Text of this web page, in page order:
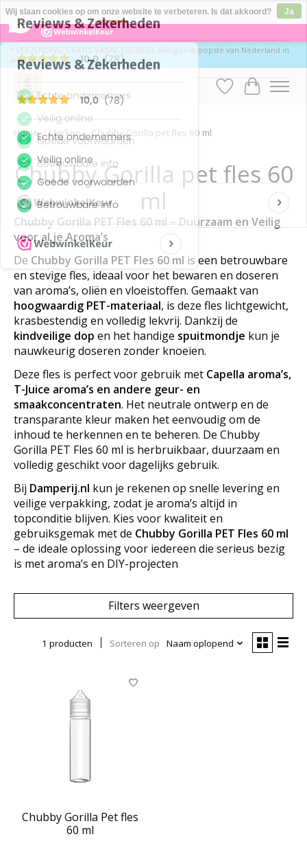
10
78 Reviews ×
* VERZENDING GRATIS VANAF €50,00 De allergoedkoopste van Nederland in
aroma's
Verlanglijst
Home / Merken / Chubby Gorilla pet fles 60 ml
Chubby Gorilla pet fles 60
ml
Chubby Gorilla PET Fles 60 ml – Duurzaam en Veilig
voor al je Aroma’s
De Chubby Gorilla PET Fles 60 ml is een betrouwbare
en stevige fles, ideaal voor het bewaren en doseren
van aroma’s, oliën en vloeistoffen. Gemaakt van
hoogwaardig PET-materiaal, is deze fles lichtgewicht,
krasbestendig en volledig lekvrij. Dankzij de
kindveilige dop en het handige spuitmondje kun je
nauwkeurig doseren zonder knoeien.
Deze fles is perfect voor gebruik met Capella aroma’s,
T-Juice aroma’s en andere geur- en
smaakconcentraten. Het neutrale ontwerp en de
transparante kleur maken het eenvoudig om de
inhoud te herkennen en te beheren. De Chubby
Gorilla PET Fles 60 ml is herbruikbaar, duurzaam en
volledig geschikt voor dagelijks gebruik.
Bij Damperij.nl kun je rekenen op snelle levering en
veilige verpakking, zodat je aroma’s altijd in
topconditie blijven. Kies voor kwaliteit en
gebruiksgemak met de Chubby Gorilla PET Fles 60 ml
– de ideale oplossing voor iedereen die serieus bezig
is met aroma’s en DIY-projecten
Filters weergeven
1 producten Sorteren op Naam oplopend
Chubby Gorilla Pet fles
60 ml
Wij slaan cookies op om onze website te verbeteren. Is dat akkoord?
Ja
Nee
Meer over cookies »